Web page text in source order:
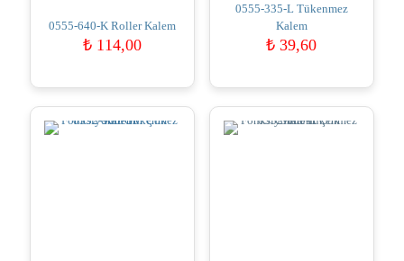
0555-640-K Roller Kalem
₺ 114,00
0555-335-L Tükenmez
Kalem
₺ 39,60